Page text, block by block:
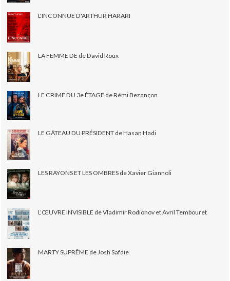
L'INCONNUE D'ARTHUR HARARI
LA FEMME DE de David Roux
LE CRIME DU 3e ÉTAGE de Rémi Bezançon
LE GÂTEAU DU PRÉSIDENT de Hasan Hadi
LES RAYONS ET LES OMBRES de Xavier Giannoli
L’ŒUVRE INVISIBLE de Vladimir Rodionov et Avril Tembouret
MARTY SUPRÊME de Josh Safdie